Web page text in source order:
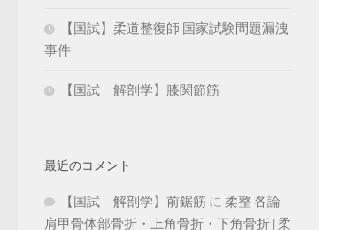
【国試】柔道整復師 国家試験問題漏洩
事件
【国試 解剖学】膝関節筋
最近のコメント
【国試 解剖学】前鋸筋 に 柔整 各論
肩甲骨体部骨折・上角骨折・下角骨折 | 柔